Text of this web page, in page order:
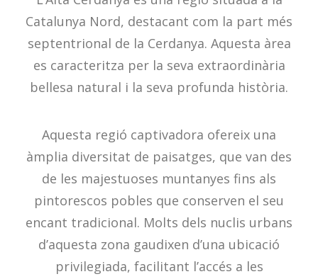
Catalunya Nord, destacant com la part més
septentrional de la Cerdanya. Aquesta àrea
es caracteritza per la seva extraordinària
bellesa natural i la seva profunda història.
Aquesta regió captivadora ofereix una
àmplia diversitat de paisatges, que van des
de les majestuoses muntanyes fins als
pintorescos pobles que conserven el seu
encant tradicional. Molts dels nuclis urbans
d’aquesta zona gaudixen d’una ubicació
privilegiada, facilitant l’accés a les